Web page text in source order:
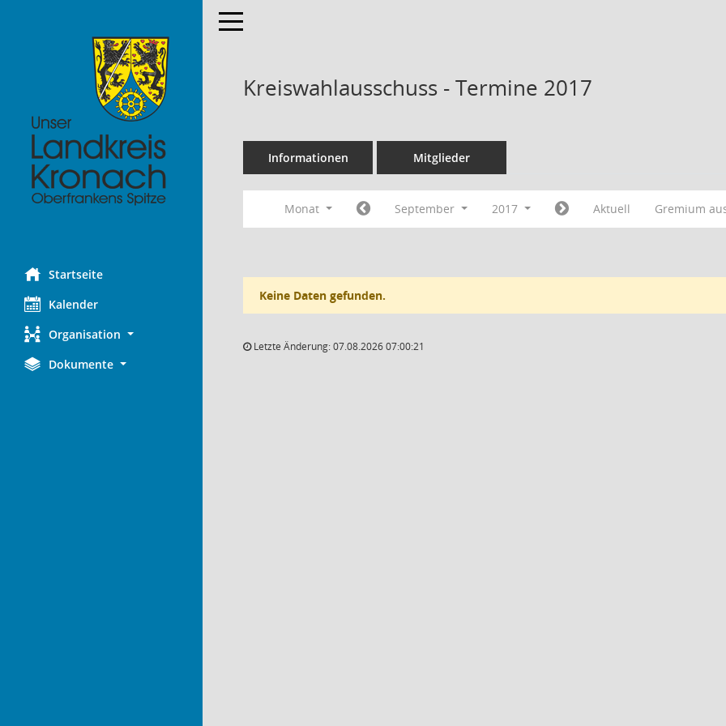
Startseite
Kalender
Organisation
Dokumente
Toggle navigation
Kreiswahlausschuss - Termine 2017
Informationen Mitglieder
Monat September 2017 Aktuell Gremium
Keine Daten gefunden.
Letzte Änderung: 07.08.2026 07:00:21